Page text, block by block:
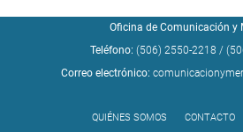
Oficina de Comunicación y
Teléfono: (506) 2550-2218 /
Correo electrónico:
QUIÉNES SOMOS CONTACTO